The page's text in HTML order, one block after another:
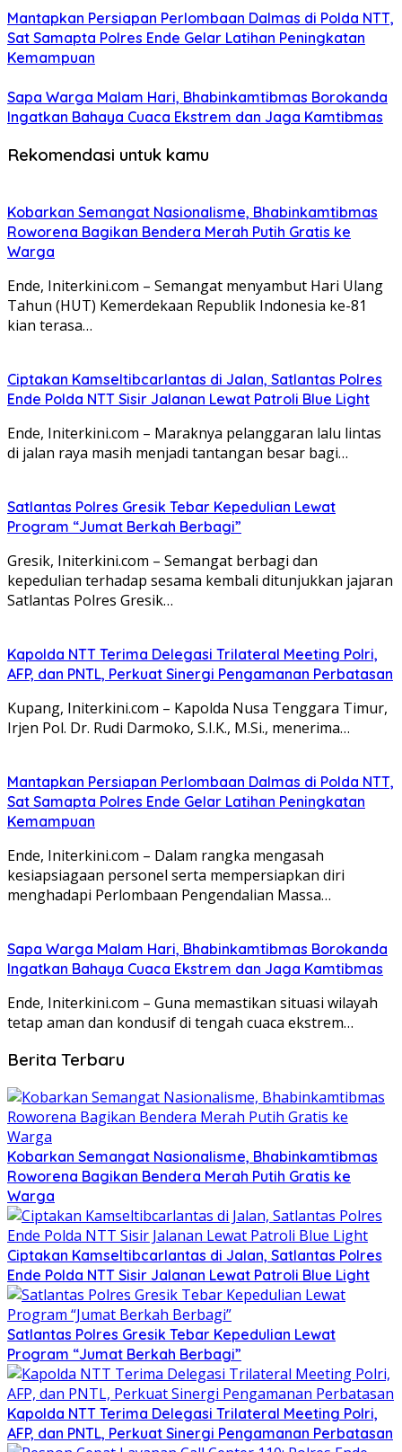
Mantapkan Persiapan Perlombaan Dalmas di Polda NTT,
Sat Samapta Polres Ende Gelar Latihan Peningkatan
Kemampuan
Sapa Warga Malam Hari, Bhabinkamtibmas Borokanda
Ingatkan Bahaya Cuaca Ekstrem dan Jaga Kamtibmas
Rekomendasi untuk kamu
Kobarkan Semangat Nasionalisme, Bhabinkamtibmas
Roworena Bagikan Bendera Merah Putih Gratis ke
Warga
Ende, Initerkini.com – Semangat menyambut Hari Ulang
Tahun (HUT) Kemerdekaan Republik Indonesia ke-81
kian terasa…
Ciptakan Kamseltibcarlantas di Jalan, Satlantas Polres
Ende Polda NTT Sisir Jalanan Lewat Patroli Blue Light
Ende, Initerkini.com – Maraknya pelanggaran lalu lintas
di jalan raya masih menjadi tantangan besar bagi…
Satlantas Polres Gresik Tebar Kepedulian Lewat
Program “Jumat Berkah Berbagi”
Gresik, Initerkini.com – Semangat berbagi dan
kepedulian terhadap sesama kembali ditunjukkan jajaran
Satlantas Polres Gresik…
Kapolda NTT Terima Delegasi Trilateral Meeting Polri,
AFP, dan PNTL, Perkuat Sinergi Pengamanan Perbatasan
Kupang, Initerkini.com – Kapolda Nusa Tenggara Timur,
Irjen Pol. Dr. Rudi Darmoko, S.I.K., M.Si., menerima…
Mantapkan Persiapan Perlombaan Dalmas di Polda NTT,
Sat Samapta Polres Ende Gelar Latihan Peningkatan
Kemampuan
Ende, Initerkini.com – Dalam rangka mengasah
kesiapsiagaan personel serta mempersiapkan diri
menghadapi Perlombaan Pengendalian Massa…
Sapa Warga Malam Hari, Bhabinkamtibmas Borokanda
Ingatkan Bahaya Cuaca Ekstrem dan Jaga Kamtibmas
Ende, Initerkini.com – Guna memastikan situasi wilayah
tetap aman dan kondusif di tengah cuaca ekstrem…
Berita Terbaru
Kobarkan Semangat Nasionalisme, Bhabinkamtibmas
Roworena Bagikan Bendera Merah Putih Gratis ke
Warga
Ciptakan Kamseltibcarlantas di Jalan, Satlantas Polres
Ende Polda NTT Sisir Jalanan Lewat Patroli Blue Light
Satlantas Polres Gresik Tebar Kepedulian Lewat
Program “Jumat Berkah Berbagi”
Kapolda NTT Terima Delegasi Trilateral Meeting Polri,
AFP, dan PNTL, Perkuat Sinergi Pengamanan Perbatasan